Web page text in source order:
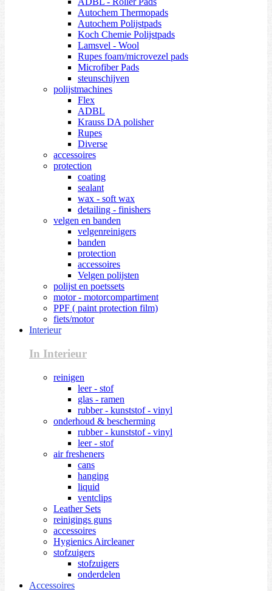
Autochem Thermopads
Autochem Polijstpads
Koch Chemie Polijstpads
Lamsvel - Wool
Rupes foam/microvezel pads
Microfiber Pads
steunschijven
polijstmachines
Flex
ADBL
Krauss DA polisher
Rupes
Diverse
accessoires
protection
coating
sealant
wax - soft wax
detailing - finishers
velgen en banden
velgenreinigers
banden
protection
accessoires
Velgen polijsten
polijst en poetssets
motor - motorcompartiment
PPF ( paint protection film)
fiets/motor
Interieur
In Interieur
reinigen
leer - stof
glas - ramen
rubber - kunststof - vinyl
onderhoud & bescherming
rubber - kunststof - vinyl
leer - stof
air fresheners
cans
hanging
liquid
ventclips
Leather Sets
reinigings guns
accessoires
Hygienics Aircleaner
stofzuigers
stofzuigers
onderdelen
Accessoires